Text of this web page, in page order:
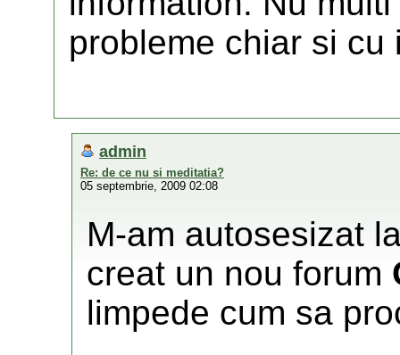
probleme chiar si
admin
Re: de ce nu si meditatia?
05 septembrie, 2009 02:08
M-am autosesizat
creat un nou forum
limpede cum sa